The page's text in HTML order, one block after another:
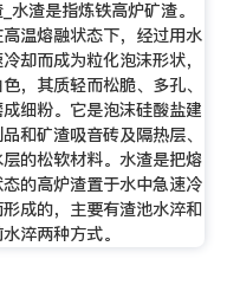
水渣是指炼铁高炉矿渣。
高温熔融状态下，经过用水
却而成为粒化泡沫形状，
，其质轻而松脆、多孔、
成细粉。它是泡沫硅酸盐建
和矿渣吸音砖及隔热层、
层的松软材料。水渣是把熔
态的高炉渣置于水中急速冷
成的，主要有渣池水淬和
淬两种方式。